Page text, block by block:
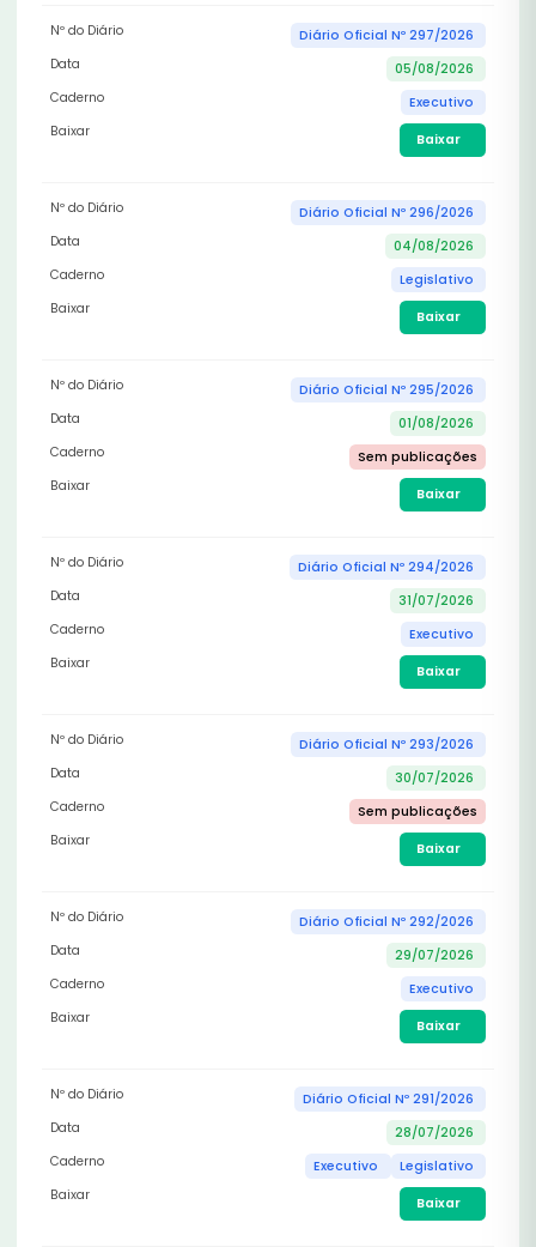
Nº do Diário
Diário Oficial Nº 297/2026
Data
05/08/2026
Caderno
Executivo
Baixar
Baixar
Nº do Diário
Diário Oficial Nº 296/2026
Data
04/08/2026
Caderno
Legislativo
Baixar
Baixar
Nº do Diário
Diário Oficial Nº 295/2026
Data
01/08/2026
Caderno
Sem publicações
Baixar
Baixar
Nº do Diário
Diário Oficial Nº 294/2026
Data
31/07/2026
Caderno
Executivo
Baixar
Baixar
Nº do Diário
Diário Oficial Nº 293/2026
Data
30/07/2026
Caderno
Sem publicações
Baixar
Baixar
Nº do Diário
Diário Oficial Nº 292/2026
Data
29/07/2026
Caderno
Executivo
Baixar
Baixar
Nº do Diário
Diário Oficial Nº 291/2026
Data
28/07/2026
Caderno
Executivo
Legislativo
Baixar
Baixar